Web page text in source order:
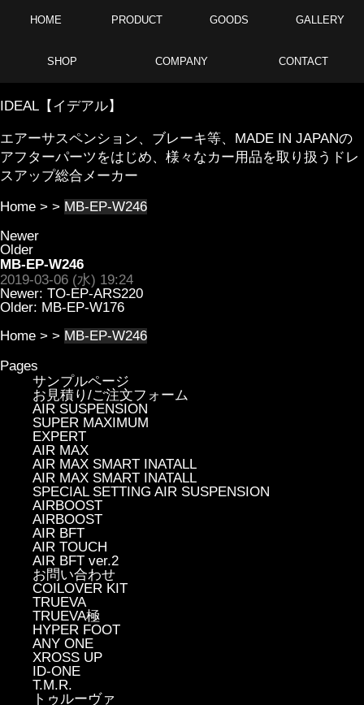
HOME PRODUCT GOODS GALLERY
SHOP COMPANY CONTACT
IDEAL【イデアル】
エアーサスペンション、ブレーキ等、MADE IN JAPANの
アフターパーツをはじめ、様々なカー用品を取り扱うドレ
スアップ総合メーカー
Home > > MB-EP-W246
Newer
Older
MB-EP-W246
2019-03-06 (水) 19:24
Newer: TO-EP-ARS220
Older: MB-EP-W176
Home > > MB-EP-W246
Pages
サンプルページ
お見積り/ご注文フォーム
AIR SUSPENSION
SUPER MAXIMUM
EXPERT
AIR MAX
AIR MAX SMART INATALL
AIR MAX SMART INATALL
SPECIAL SETTING AIR SUSPENSION
AIRBOOST
AIRBOOST
AIR BFT
AIR TOUCH
AIR BFT ver.2
お問い合わせ
COILOVER KIT
TRUEVA
TRUEVA極
HYPER FOOT
ANY ONE
XROSS UP
ID-ONE
T.M.R.
トゥルーヴァ